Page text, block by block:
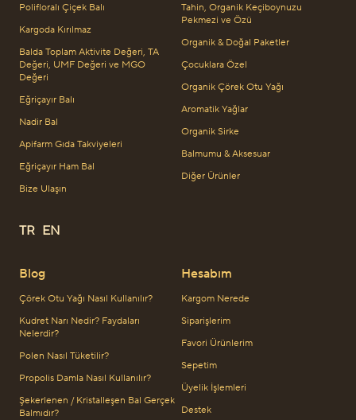
Polifloralı Çiçek Balı
Kargoda Kırılmaz
Balda Toplam Aktivite Değeri, TA
Değeri, UMF Değeri ve MGO
Değeri
Eğriçayır Balı
Nadir Bal
Apifarm Gıda Takviyeleri
Eğriçayır Ham Bal
Bize Ulaşın
TR EN
Blog
Çörek Otu Yağı Nasıl Kullanılır?
Kudret Narı Nedir? Faydaları
Nelerdir?
Polen Nasıl Tüketilir?
Propolis Damla Nasıl Kullanılır?
Şekerlenen / Kristalleşen Bal Gerçek
Balmıdır?
Tahin, Organik Keçiboynuzu
Pekmezi ve Özü
Organik & Doğal Paketler
Çocuklara Özel
Organik Çörek Otu Yağı
Aromatik Yağlar
Organik Sirke
Balmumu & Aksesuar
Diğer Ürünler
Hesabım
Kargom Nerede
Siparişlerim
Favori Ürünlerim
Sepetim
Üyelik İşlemleri
Destek